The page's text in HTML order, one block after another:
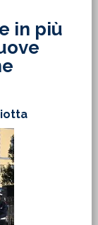
in più